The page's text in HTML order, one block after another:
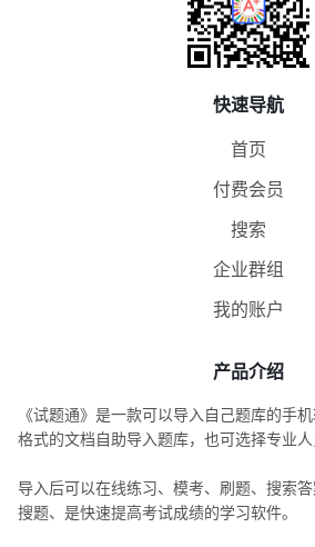
快速导航
首页
付费会员
搜索
企业群组
我的账户
产品介绍
《试题通》是一款可以导入自己题库的手
格式的文档自助导入题库，也可选择专业人
导入后可以在线练习、模考、刷题、搜索
搜题、是快速提高考试成绩的学习软件。